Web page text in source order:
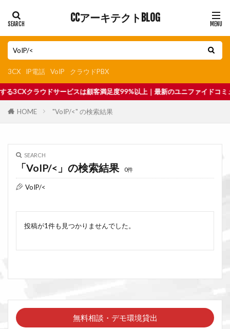
CCアーキテクトBLOG
3CX IP電話 VoIP クラウドPBX
スは顧客満足度99%以上｜最新のユニファイドコミュニケーションの
HOME "VoIP/<" の検索結果
SEARCH
「VoIP/<」の検索結果 0件
VoIP/<
投稿が1件も見つかりませんでした。
無料相談・デモ環境貸出